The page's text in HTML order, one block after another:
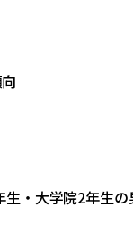
・大学院2年生の